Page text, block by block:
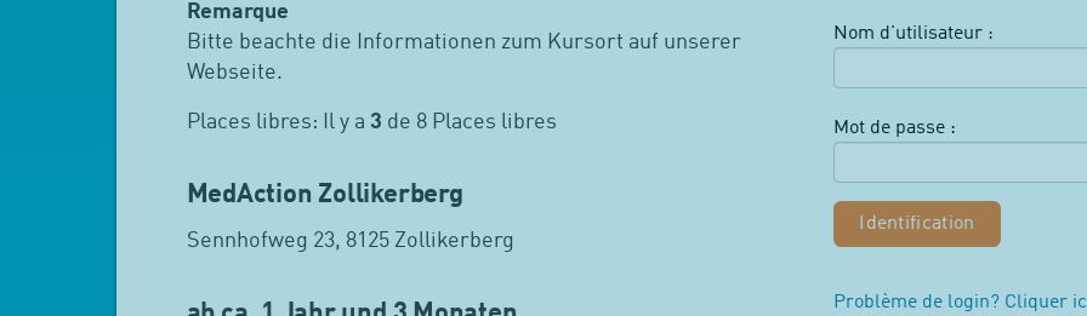
Remarque
Bitte beachte die Informationen zum Kursort auf unserer
Webseite.
Places libres: Il y a 3 de 8 Places libres
MedAction Zollikerberg
Sennhofweg 23, 8125 Zollikerberg
Nom d'utilisateur :
Mot de passe :
Problème de login? Cliquer